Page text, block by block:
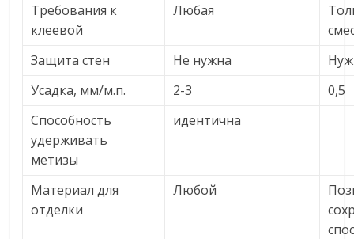
Требования к
клеевой
Любая
Защита стен
Не нужна
Усадка, мм/м.п.
2-3
0,5
Способность
удерживать
метизы
идентична
Материал для
отделки
Любой